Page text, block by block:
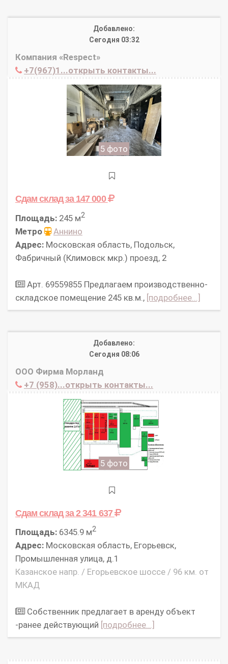
Добавлено:
Сегодня 03:32
Компания «Respect»
+7(967)1...открыть контакты...
5 фото
Сдам складза 147 000
Площадь: 245 м2
Метро
Аннино
Адрес: Московская область, Подольск,
Фабричный (Климовск мкр.) проезд, 2
Арт. 69559855 Предлагаем производственно-
складское помещение 245 кв.м., [подробнее...]
Добавлено:
Сегодня 08:06
ООО Фирма Морланд
+7 (958)...открыть контакты...
5 фото
Сдам складза 2 341 637
Площадь: 6345.9 м2
Адрес: Московская область, Егорьевск,
Промышленная улица, д.1
Казанское напр. / Егорьевское шоссе / 96 км. от
МКАД
Собственник предлагает в аренду объект
-ранее действующий [подробнее...]